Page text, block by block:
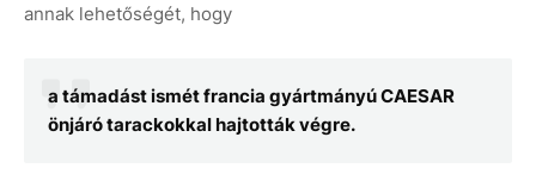
annak lehetőségét, hogy
a támadást ismét francia gyártmányú CAESAR
önjáró tarackokkal hajtották végre.